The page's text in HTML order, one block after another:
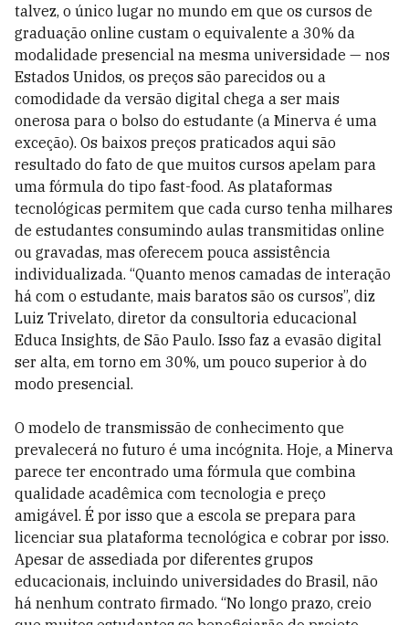
talvez, o único lugar no mundo em que os cursos de
graduação online custam o equivalente a 30% da
modalidade presencial na mesma universidade — nos
Estados Unidos, os preços são parecidos ou a
comodidade da versão digital chega a ser mais
onerosa para o bolso do estudante (a Minerva é uma
exceção). Os baixos preços praticados aqui são
resultado do fato de que muitos cursos apelam para
uma fórmula do tipo fast-food. As plataformas
tecnológicas permitem que cada curso tenha milhares
de estudantes consumindo aulas transmitidas online
ou gravadas, mas oferecem pouca assistência
individualizada. “Quanto menos camadas de interação
há com o estudante, mais baratos são os cursos”, diz
Luiz Trivelato, diretor da consultoria educacional
Educa Insights, de São Paulo. Isso faz a evasão digital
ser alta, em torno em 30%, um pouco superior à do
modo presencial.
O modelo de transmissão de conhecimento que
prevalecerá no futuro é uma incógnita. Hoje, a Minerva
parece ter encontrado uma fórmula que combina
qualidade acadêmica com tecnologia e preço
amigável. É por isso que a escola se prepara para
licenciar sua plataforma tecnológica e cobrar por isso.
Apesar de assediada por diferentes grupos
educacionais, incluindo universidades do Brasil, não
há nenhum contrato firmado. “No longo prazo, creio